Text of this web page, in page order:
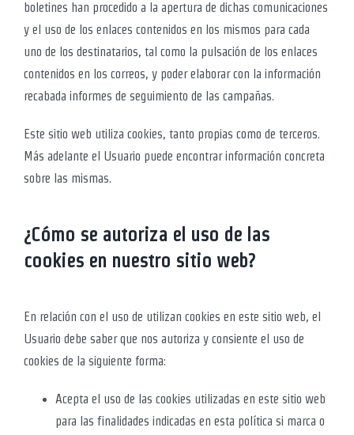
boletines han procedido a la apertura de dichas comunicaciones
y el uso de los enlaces contenidos en los mismos para cada
uno de los destinatarios, tal como la pulsación de los enlaces
contenidos en los correos, y poder elaborar con la información
recabada informes de seguimiento de las campañas.
Este sitio web utiliza cookies, tanto propias como de terceros.
Más adelante el Usuario puede encontrar información concreta
sobre las mismas.
¿Cómo se autoriza el uso de las
cookies en nuestro sitio web?
En relación con el uso de utilizan cookies en este sitio web, el
Usuario debe saber que nos autoriza y consiente el uso de
cookies de la siguiente forma:
Acepta el uso de las cookies utilizadas en este sitio web
para las finalidades indicadas en esta política si marca o